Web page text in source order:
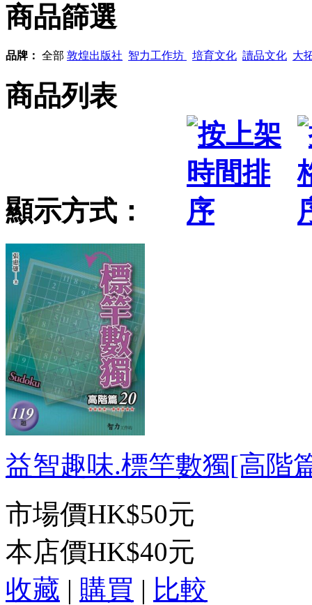
商品篩選
品牌： 全部 敦煌出版社 智力工作坊 培育文化 讀品文化 大
商品列表
顯示方式：
益智趣味.標竿數獨[高階
市場價HK$50元
本店價HK$40元
收藏 | 購買 | 比較